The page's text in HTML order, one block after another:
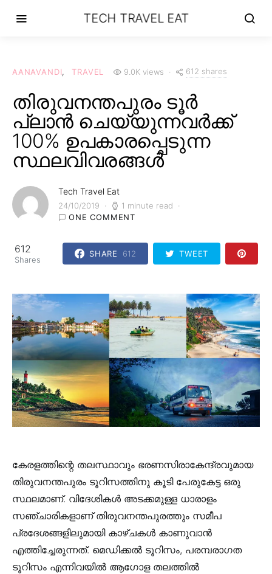
TECH TRAVEL EAT
AANAVANDI TRAVEL 9.0K views 612 shares
തിരുവനന്തപുരം ടൂർ
പ്ലാൻ ചെയ്യുന്നവർക്ക്
100% ഉപകാരപ്പെടുന്ന
സ്ഥലവിവരങ്ങൾ
Tech Travel Eat
24/10/2019
1 minute read
ONE COMMENT
612
Shares
SHARE 612 TWEET
കേരളത്തിന്റെ തലസ്ഥാവും ഭരണസിരാകേന്ദ്രവുമായ
തിരുവനന്തപുരം ടൂറിസത്തിനു കൂടി പേരുകേട്ട ഒരു
സ്ഥലമാണ്. വിദേശികൾ അടക്കമുള്ള ധാരാളം
സഞ്ചാരികളാണ് തിരുവനന്തപുരത്തും സമീപ
പ്രദേശങ്ങളിലുമായി കാഴ്ചകൾ കാണുവാൻ
എത്തിച്ചേരുന്നത്. മെഡിക്കൽ ടൂറിസം, പരമ്പരാഗത
ടൂറിസം എന്നിവയിൽ ആഗോള തലത്തിൽ